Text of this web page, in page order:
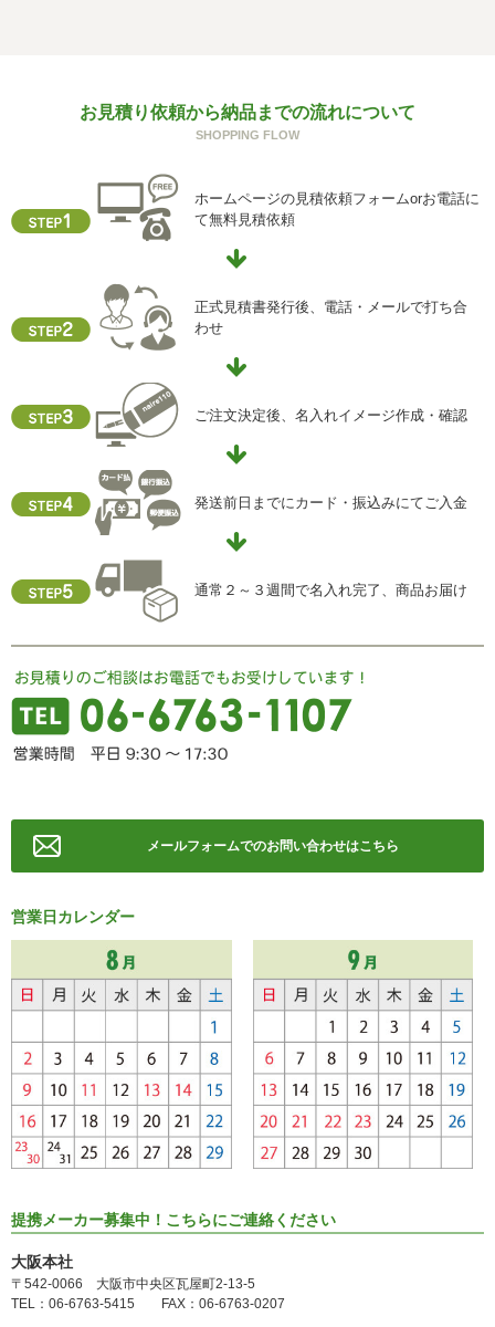
ご本人からの求めにより、当社が保有する保有個人データ
に関する開示、利用目的の通知、内容の訂正・追加または
供記録の開示(以下、開示等という)に応じます。
開示等に応ずる窓口は、下記「当社の個人情報の取扱いに
関する苦情、相談等の問合せ先」を参照してください。
クッキーやウェブビーコン等を用いるなどして、本人が容
易に認識できない方法による個人情報の取得を行っており
ません。
i) 個人情報保護方針
当社ホームページの個人情報保護方針をご覧下さい
住所 ：大阪市中央区瓦屋町2-13-5
TEL ： 06-6763-5415
FAX ： 06-6763-0829
お見積り依頼から納品までの流れについて
SHOPPING FLOW
ホームページの見積依頼フォームorお電話に
て無料見積依頼
正式見積書発行後、電話・メールで打ち合
わせ
ご注文決定後、名入れイメージ作成・確認
発送前日までにカード・振込みにてご入金
通常２～３週間で名入れ完了、商品お届け
メールフォームでのお問い合わせはこちら
営業日カレンダー
提携メーカー募集中！こちらにご連絡ください
大阪本社
〒542-0066 大阪市中央区瓦屋町2-13-5
TEL：06-6763-5415 FAX：06-6763-0207